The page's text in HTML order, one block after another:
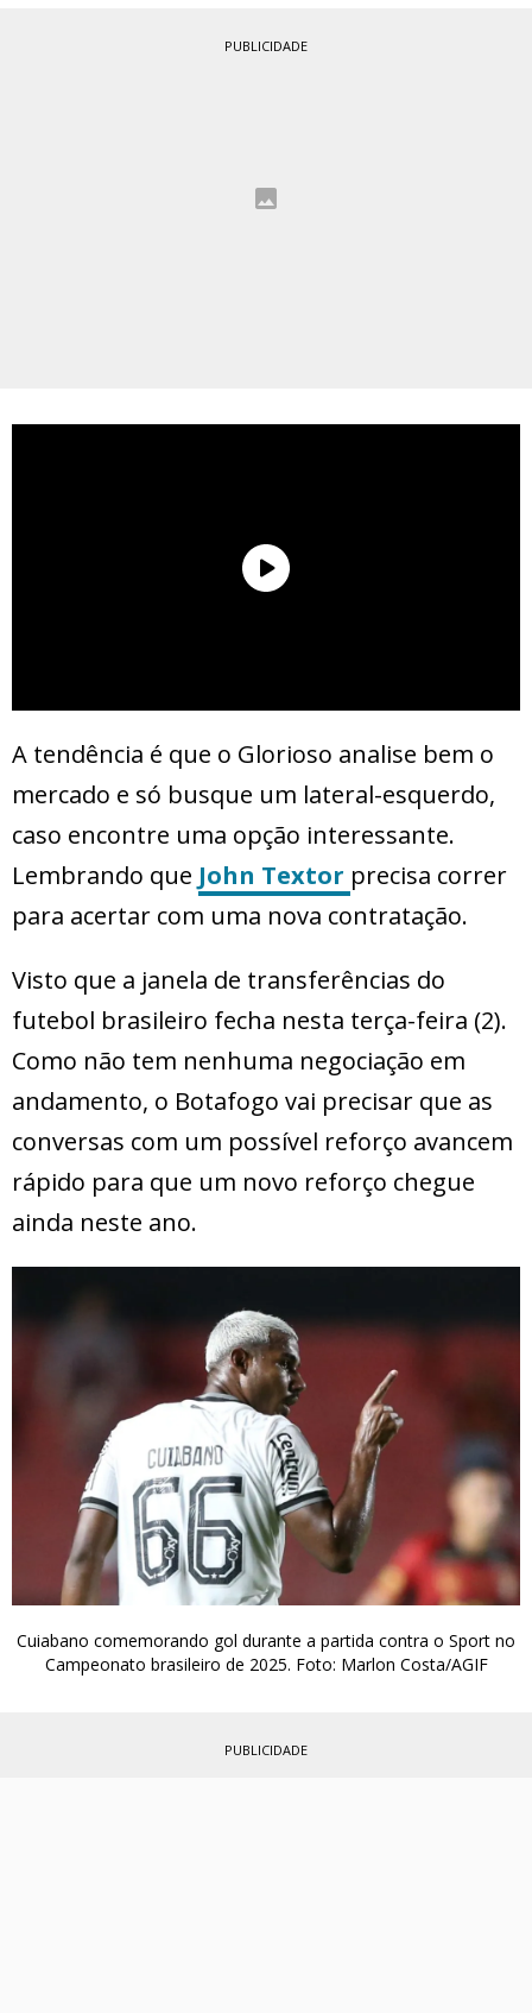
PUBLICIDADE
A tendência é que o Glorioso analise bem o
mercado e só busque um lateral-esquerdo,
caso encontre uma opção interessante.
Lembrando que John Textor precisa correr
para acertar com uma nova contratação.
Visto que a janela de transferências do
futebol brasileiro fecha nesta terça-feira (2).
Como não tem nenhuma negociação em
andamento, o Botafogo vai precisar que as
conversas com um possível reforço avancem
rápido para que um novo reforço chegue
ainda neste ano.
Cuiabano comemorando gol durante a partida contra o Sport no
Campeonato brasileiro de 2025. Foto: Marlon Costa/AGIF
PUBLICIDADE